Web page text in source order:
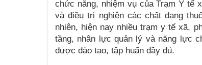
chức năng, nhiệm vụ của Trạm Y tế
và điều trị nghiện các chất dạng
nhiên, hiện nay nhiều trạm y tế xã,
tầng, nhân lực quản lý và năng lực
được đào tạo, tập huấn đầy đủ.